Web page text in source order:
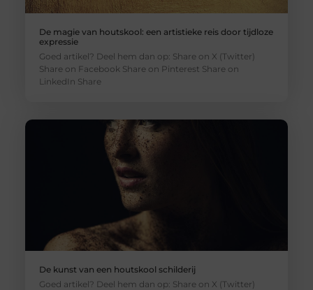
De magie van houtskool: een artistieke reis door tijdloze
expressie
Goed artikel? Deel hem dan op: Share on X (Twitter)
Share on Facebook Share on Pinterest Share on
LinkedIn Share
De kunst van een houtskool schilderij
Goed artikel? Deel hem dan op: Share on X (Twitter)